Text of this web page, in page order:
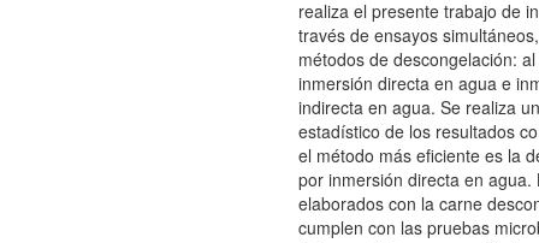
realiza el presente trabajo de
través de ensayos
métodos de descongelación:
inmersión directa en agua e
indirecta en agua. Se realiza
estadístico de los resultados
el método más eficiente es la
por inmersión directa en agua.
elaborados con la carne
cumplen con las pruebas